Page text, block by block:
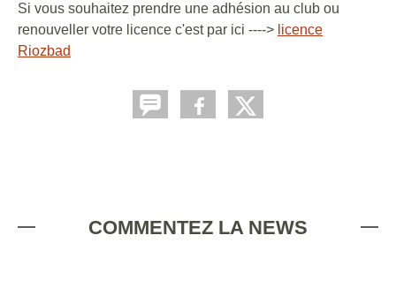
Si vous souhaitez prendre une adhésion au club ou
renouveller votre licence c'est par ici ----> licence
Riozbad
COMMENTEZ LA NEWS